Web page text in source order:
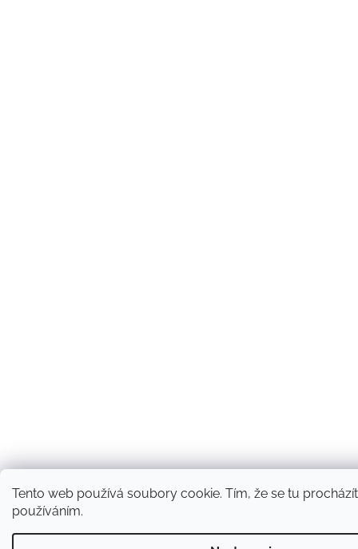
Tento web používá soubory cookie. Tím, že se tu
používáním.